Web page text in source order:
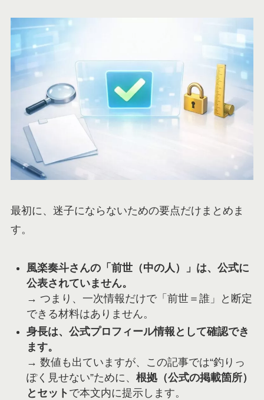
最初に、迷子にならないための要点だけまとめま
す。
風楽奏斗さんの「前世（中の人）」は、公式に
公表されていません。
→ つまり、一次情報だけで「前世＝誰」と断定
できる材料はありません。
身長は、公式プロフィール情報として確認でき
ます。
→ 数値も出ていますが、この記事では“釣りっ
ぽく見せない”ために、 根拠（公式の掲載箇所）
とセット で本文内に提示します。